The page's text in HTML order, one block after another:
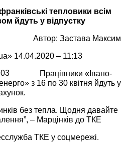
тепловики всім
йдуть у відпустку
Автор: Застава Максим
14.04.2020 – 11:13
Працівники «Івано-
з 16 по 30 квітня йдуть у
без тепла. Щодня давайте
– Марцінків до ТКЕ
ТКЕ у соцмережі.